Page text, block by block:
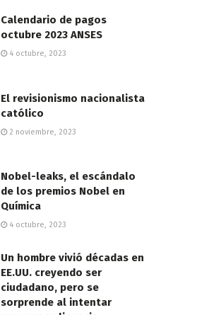
Calendario de pagos
octubre 2023 ANSES
4 octubre, 2023
El revisionismo nacionalista
católico
2 noviembre, 2023
Nobel-leaks, el escándalo
de los premios Nobel en
Química
4 octubre, 2023
Un hombre vivió décadas en
EE.UU. creyendo ser
ciudadano, pero se
sorprende al intentar